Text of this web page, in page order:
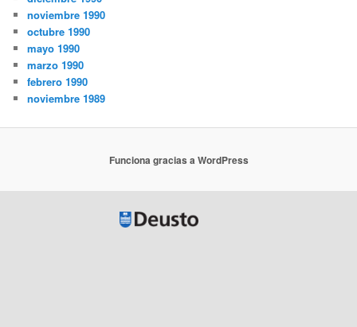
noviembre 1990
octubre 1990
mayo 1990
marzo 1990
febrero 1990
noviembre 1989
Funciona gracias a WordPress